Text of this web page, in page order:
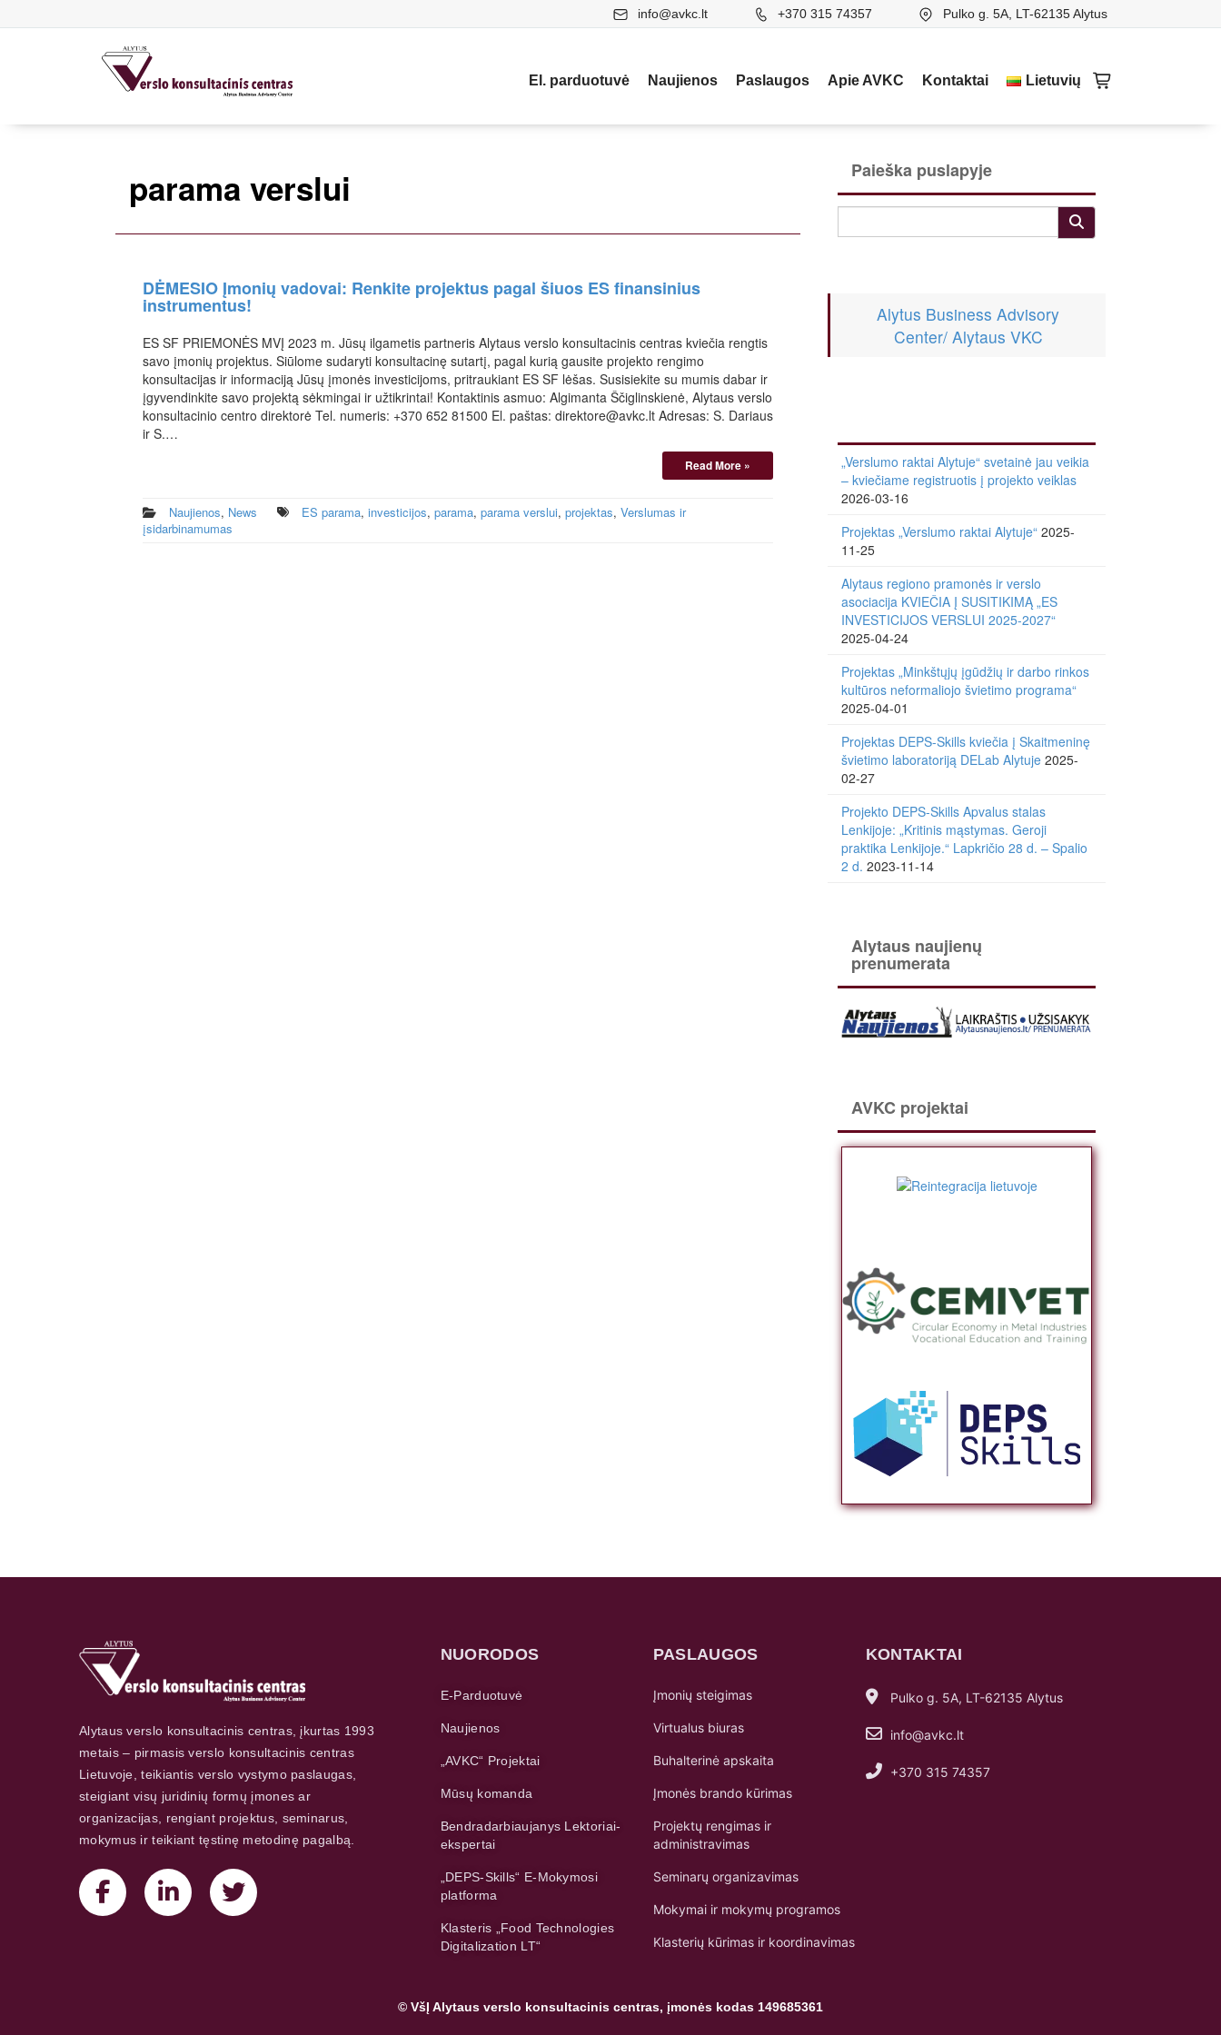
info@avkc.lt +370 315 74357 Pulko g. 5A, LT-62135 Alytus
El. parduotuvė Naujienos Paslaugos Apie AVKC Kontaktai Lietuvių
parama verslui
DĖMESIO Įmonių vadovai: Renkite projektus pagal šiuos ES finansinius
instrumentus!
ES SF PRIEMONĖS MVĮ 2023 m. Jūsų ilgametis partneris Alytaus verslo konsultacinis centras kviečia rengtis
savo įmonių projektus. Siūlome sudaryti konsultacinę sutartį, pagal kurią gausite projekto rengimo
konsultacijas ir informaciją Jūsų įmonės investicijoms, pritraukiant ES SF lėšas. Susisiekite su mumis dabar ir
įgyvendinkite savo projektą sėkmingai ir užtikrintai! Kontaktinis asmuo: Algimanta Ščiglinskienė, Alytaus verslo
konsultacinio centro direktorė Tel. numeris: +370 652 81500 El. paštas: direktore@avkc.lt Adresas: S. Dariaus
ir S.…
Read More »
Naujienos, News ES parama, investicijos, parama, parama verslui, projektas, Verslumas ir
įsidarbinamumas
Paieška puslapyje
Alytus Business Advisory
Center/ Alytaus VKC
„Verslumo raktai Alytuje“ svetainė jau veikia
– kviečiame registruotis į projekto veiklas
2026-03-16
Projektas „Verslumo raktai Alytuje“ 2025-
11-25
Alytaus regiono pramonės ir verslo
asociacija KVIEČIA Į SUSITIKIMĄ „ES
INVESTICIJOS VERSLUI 2025-2027“
2025-04-24
Projektas „Minkštųjų įgūdžių ir darbo rinkos
kultūros neformaliojo švietimo programa“
2025-04-01
Projektas DEPS-Skills kviečia į Skaitmeninę
švietimo laboratoriją DELab Alytuje 2025-
02-27
Projekto DEPS-Skills Apvalus stalas
Lenkijoje: „Kritinis mąstymas. Geroji
praktika Lenkijoje.“ Lapkričio 28 d. – Spalio
2 d. 2023-11-14
Alytaus naujienų
prenumerata
AVKC projektai
Alytaus verslo konsultacinis centras, įkurtas 1993
metais – pirmasis verslo konsultacinis centras
Lietuvoje, teikiantis verslo vystymo paslaugas,
steigiant visų juridinių formų įmones ar
organizacijas, rengiant projektus, seminarus,
mokymus ir teikiant tęstinę metodinę pagalbą.
NUORODOS
E-Parduotuvė
Naujienos
„AVKC“ Projektai
Mūsų komanda
Bendradarbiaujanys Lektoriai-
ekspertai
„DEPS-Skills“ E-Mokymosi
platforma
Klasteris „Food Technologies
Digitalization LT“
PASLAUGOS
Įmonių steigimas
Virtualus biuras
Buhalterinė apskaita
Įmonės brando kūrimas
Projektų rengimas ir
administravimas
Seminarų organizavimas
Mokymai ir mokymų programos
Klasterių kūrimas ir koordinavimas
KONTAKTAI
Pulko g. 5A, LT-62135 Alytus
info@avkc.lt
+370 315 74357
© VšĮ Alytaus verslo konsultacinis centras, įmonės kodas 149685361